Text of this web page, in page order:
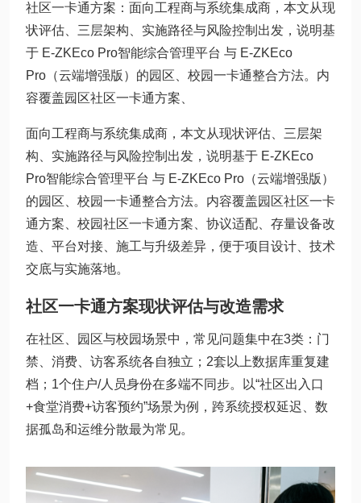
社区一卡通方案：面向工程商与系统集成商，本文从现
状评估、三层架构、实施路径与风险控制出发，说明基
于 E-ZKEco Pro智能综合管理平台 与 E-ZKEco
Pro（云端增强版）的园区、校园一卡通整合方法。内
容覆盖园区社区一卡通方案、
面向工程商与系统集成商，本文从现状评估、三层架
构、实施路径与风险控制出发，说明基于 E-ZKEco
Pro智能综合管理平台 与 E-ZKEco Pro（云端增强版）
的园区、校园一卡通整合方法。内容覆盖园区社区一卡
通方案、校园社区一卡通方案、协议适配、存量设备改
造、平台对接、施工与升级差异，便于项目设计、技术
交底与实施落地。
社区一卡通方案现状评估与改造需求
在社区、园区与校园场景中，常见问题集中在3类：门
禁、消费、访客系统各自独立；2套以上数据库重复建
档；1个住户/人员身份在多端不同步。以“社区出入口
+食堂消费+访客预约”场景为例，跨系统授权延迟、数
据孤岛和运维分散最为常见。